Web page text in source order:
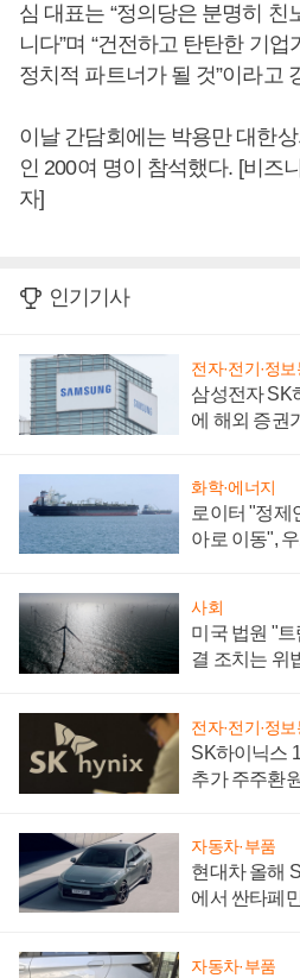
심 대표는 “정의당은 분명히 친
니다”며 “건전하고 탄탄한 기
정치적 파트너가 될 것”이라고
이날 간담회에는 박용만 대한
인 200여 명이 참석했다. [비즈
자]
인기기사
전자·전기·정
삼성전자 SK
에 해외 증권
화학·에너지
로이터 "정제
아로 이동",
사회
미국 법원 "
결 조치는 위
전자·전기·정
SK하이닉스
추가 주주환
자동차·부품
현대차 올해
에서 싼타페
자동차·부품